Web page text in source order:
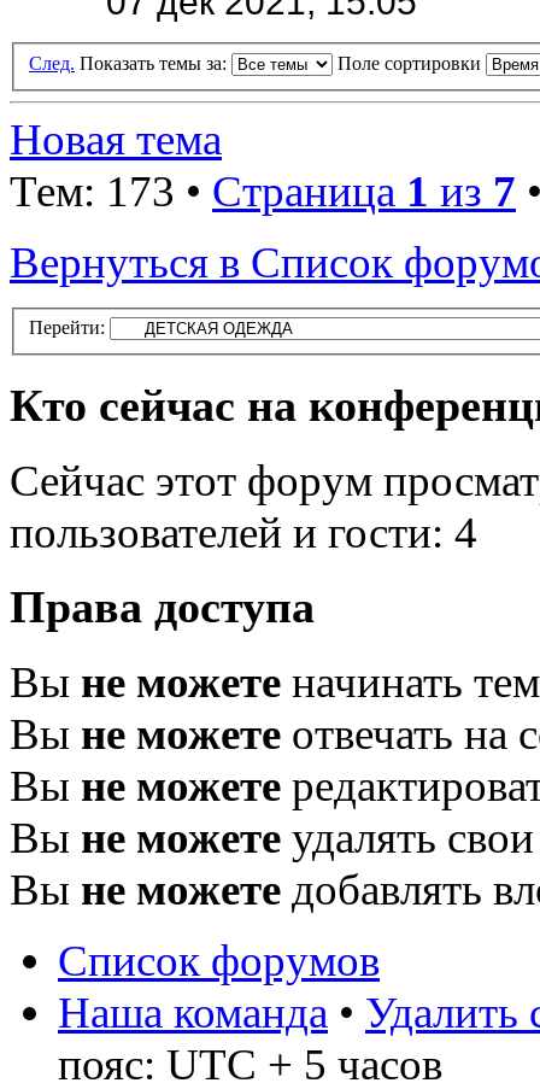
След. Показать темы за: Поле сортировки
Новая тема
Тем: 173 • Страница 1 из 7
Вернуться в Список
Перейти:
Кто сейчас на
Сейчас этот форум
пользователей и гости: 4
Права доступа
Вы не можете начинать
Вы не можете отвечать на
Вы не можете
Вы не можете удалять
Вы не можете добавлять
Список форумов
Наша команда • Удалить
пояс: UTC + 5 часов